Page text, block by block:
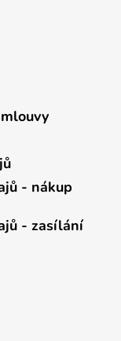
- nákup
- zasílání